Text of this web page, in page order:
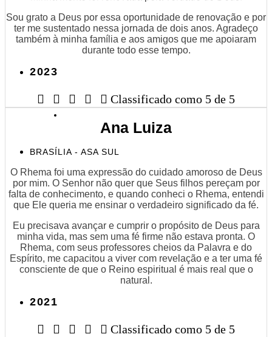
Sou grato a Deus por essa oportunidade de renovação e por
ter me sustentado nessa jornada de dois anos. Agradeço
também à minha família e aos amigos que me apoiaram
durante todo esse tempo.
2023
     Classificado como 5 de 5
Ana Luiza
BRASÍLIA - ASA SUL
O Rhema foi uma expressão do cuidado amoroso de Deus
por mim. O Senhor não quer que Seus filhos pereçam por
falta de conhecimento, e quando conheci o Rhema, entendi
que Ele queria me ensinar o verdadeiro significado da fé.
Eu precisava avançar e cumprir o propósito de Deus para
minha vida, mas sem uma fé firme não estava pronta. O
Rhema, com seus professores cheios da Palavra e do
Espírito, me capacitou a viver com revelação e a ter uma fé
consciente de que o Reino espiritual é mais real que o
natural.
2021
     Classificado como 5 de 5